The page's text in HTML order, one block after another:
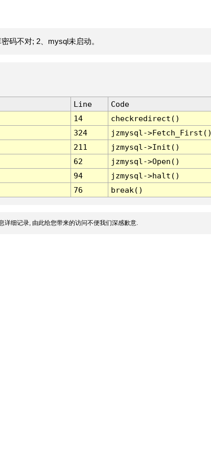
码不对; 2、mysql未启动。
Line
Code
14
checkredirect()
324
jzmysql-
211
jzmysql->Init()
62
jzmysql->Open()
94
jzmysql->halt()
76 break()
详细记录, 由此给您带来的访问不便我们深感歉意.